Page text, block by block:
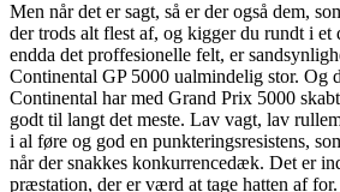
Men når det er sagt, så er der også dem,
der trods alt flest af, og kigger du rundt i et
endda det proffesionelle felt, er
Continental GP 5000 ualmindelig stor. Og
Continental har med Grand Prix 5000
godt til langt det meste. Lav vagt, lav
i al føre og god en punkteringsresistens,
når der snakkes konkurrencedæk. Det er
præstation, der er værd at tage hatten af for.